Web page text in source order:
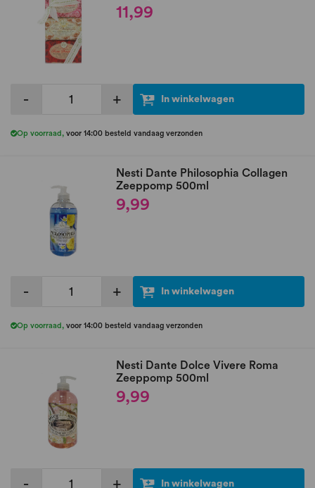
11,99
- + In winkelwagen
Op voorraad , voor 14:00 besteld vandaag verzonden
Nesti Dante Philosophia Collagen
Zeeppomp 500ml
9,99
- + In winkelwagen
Op voorraad , voor 14:00 besteld vandaag verzonden
Nesti Dante Dolce Vivere Roma
Zeeppomp 500ml
9,99
- + In winkelwagen